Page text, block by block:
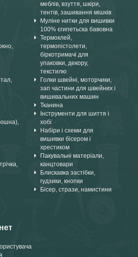
меблів, взуття, шкіри,
тентів, зашивання мішків
Муліне нитки для вишивки
100% єгипетьска бавовна
Термоклей,
термопістолети,
біркотримачі для
упаковки, декору,
текстилю
Голки швейні, моторчики,
зап частини для швейних і
вишивальних машин
Тканина
Інструменти для шиття і
хобі
Набіри і схеми для
вишивки бісером і
хрестиком
Пакувальні матеріали,
канцтовари
Блискавка застібки,
гудзики, кнопки
Бісер, стрази, намистини